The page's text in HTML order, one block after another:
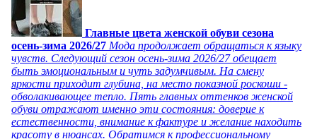
Главные цвета женской обуви сезона
осень-зима 2026/27 Мода продолжает обращаться к языку
чувств. Следующий сезон осень-зима 2026/27 обещает
быть эмоциональным и чуть задумчивым. На смену
яркости приходит глубина, на место показной роскоши -
обволакивающее тепло. Пять главных оттенков женской
обуви отражают именно эти состояния: доверие к
естественности, внимание к фактуре и желание находить
красоту в нюансах. Обратимся к профессиональному